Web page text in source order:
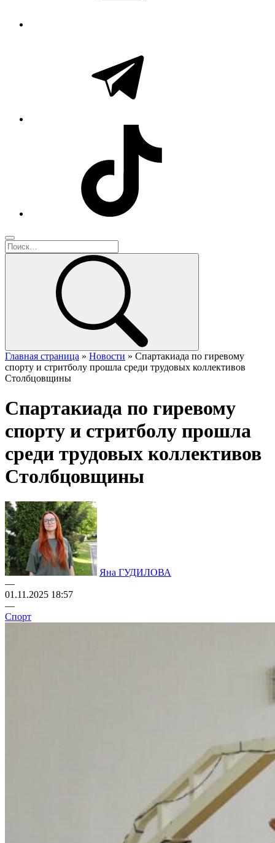
Главная страница » Новости » Спартакиада по гиревому
спорту и стритболу прошла среди трудовых коллективов
Столбцовщины
Спартакиада по гиревому
спорту и стритболу прошла
среди трудовых коллективов
Столбцовщины
Яна ГУДИЛОВА
—
01.11.2025 18:57
—
Спорт